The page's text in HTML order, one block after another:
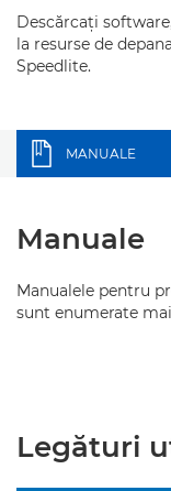
Descărcaţi
la resurse de
Speedlite.
MANUALE
Manuale
Manualele pentru
sunt enumerate
Legături